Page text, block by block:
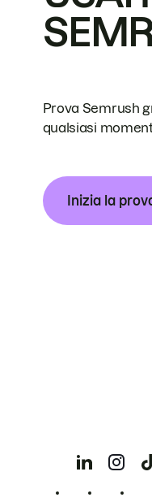
Prova Semrush
qualsiasi
Inizia la